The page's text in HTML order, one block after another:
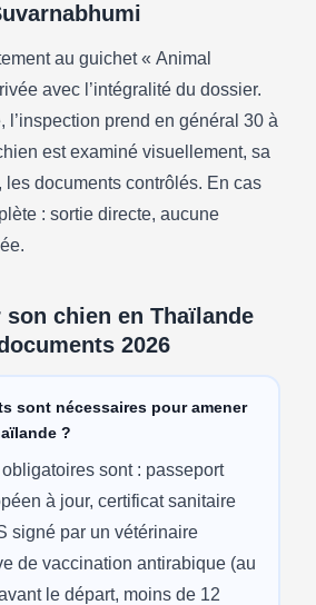
au guichet « Animal
avec l’intégralité du dossier.
l’inspection prend en général 30 à
est examiné visuellement, sa
les documents contrôlés. En cas
: sortie directe, aucune
son chien en Thaïlande
2026
sont nécessaires pour amener
?
sont : passeport
à jour, certificat sanitaire
signé par un vétérinaire
de vaccination antirabique (au
le départ, moins de 12